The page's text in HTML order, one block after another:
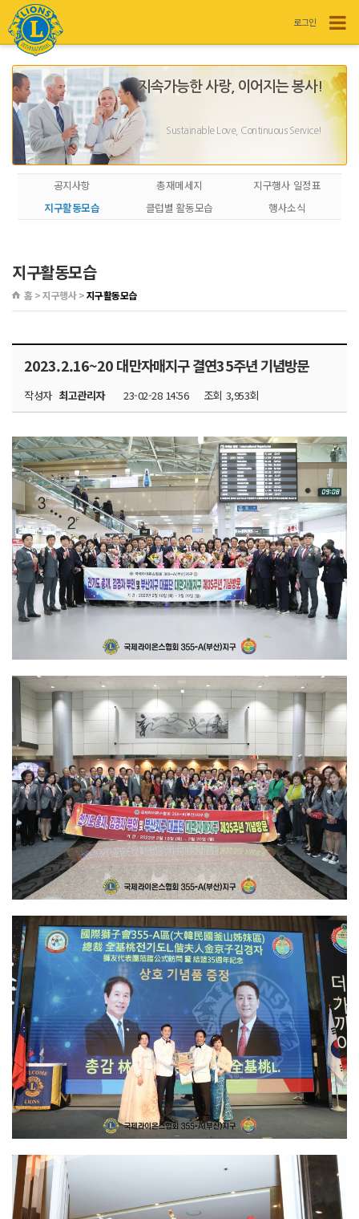
로그인
지속가능한 사랑, 이어지는 봉사!
Sustainable Love, Continuous Service!
공지사항 총재메세지
지구행사 일정표
지구활동모습
클럽별 활동모습 행사소식
지구활동모습
홈 > 지구행사 >지구활동모습
2023.2.16~20 대만자매지구 결연35주년 기념방문
작성자 최고관리자 23-02-28 14:56 조회 3,953회